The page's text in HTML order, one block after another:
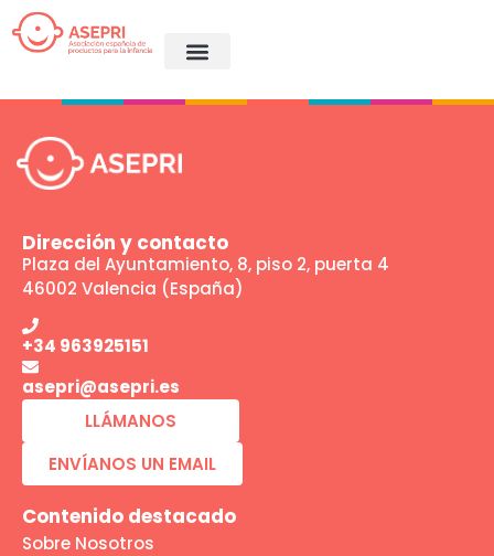
Proximamente
Dirección y contacto
Plaza del Ayuntamiento, 8, piso 2, puerta 4
46002 Valencia (España)
+34 963925151
asepri@asepri.es
LLÁMANOS
ENVÍANOS UN EMAIL
Contenido destacado
Sobre Nosotros